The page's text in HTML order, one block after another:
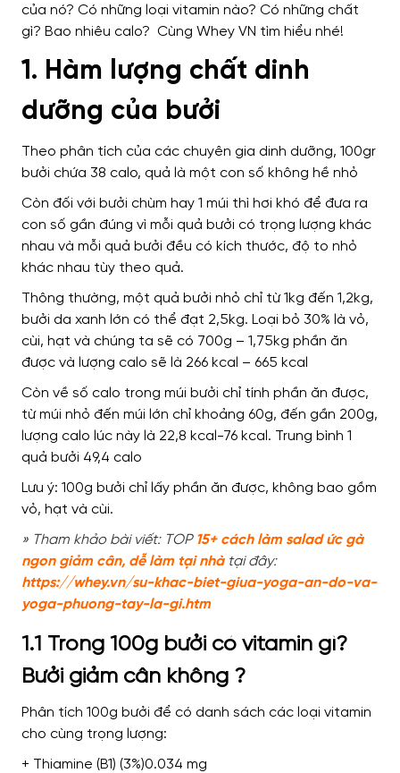
của nó? Có những loại vitamin nào? Có những chất
gì? Bao nhiêu calo? Cùng Whey VN tìm hiểu nhé!
1. Hàm lượng chất dinh
dưỡng của bưởi
Theo phân tích của các chuyên gia dinh dưỡng, 100gr
bưởi chứa 38 calo, quả là một con số không hề nhỏ
Còn đối với bưởi chùm hay 1 múi thì hơi khó để đưa ra
con số gần đúng vì mỗi quả bưởi có trọng lượng khác
nhau và mỗi quả bưởi đều có kích thước, độ to nhỏ
khác nhau tùy theo quả.
Thông thường, một quả bưởi nhỏ chỉ từ 1kg đến 1,2kg,
bưởi da xanh lớn có thể đạt 2,5kg. Loại bỏ 30% là vỏ,
cùi, hạt và chúng ta sẽ có 700g – 1,75kg phần ăn
được và lượng calo sẽ là 266 kcal – 665 kcal
Còn về số calo trong múi bưởi chỉ tính phần ăn được,
từ múi nhỏ đến múi lớn chỉ khoảng 60g, đến gần 200g,
lượng calo lúc này là 22,8 kcal-76 kcal. Trung bình 1
quả bưởi 49,4 calo
Lưu ý: 100g bưởi chỉ lấy phần ăn được, không bao gồm
vỏ, hạt và cùi.
» Tham khảo bài viết: TOP 15+ cách làm salad ức gà
ngon giảm cân, dễ làm tại nhà tại đây:
https://whey.vn/su-khac-biet-giua-yoga-an-do-va-
yoga-phuong-tay-la-gi.htm
1.1 Trong 100g bưởi có vitamin gì?
Bưởi giảm cân không ?
Phân tích 100g bưởi để có danh sách các loại vitamin
cho cùng trọng lượng:
+ Thiamine (B1) (3%)0.034 mg